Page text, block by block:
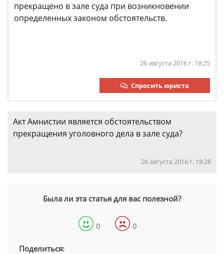
прекращено в зале суда при возникновении
определенных законом обстоятельств.
26 августа 2016 г. 18:25
Спросить юриста
Акт Амнистии является обстоятельством
прекращения уголовного дела в зале суда?
26 августа 2016 г. 18:28
Была ли эта статья для вас полезной?
0 0
Поделиться: